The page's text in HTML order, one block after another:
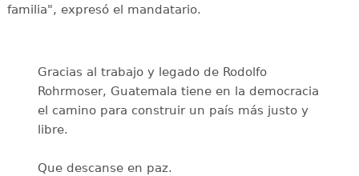
familia", expresó el mandatario.
Gracias al trabajo y legado de Rodolfo
Rohrmoser, Guatemala tiene en la democracia
el camino para construir un país más justo y
libre.
Que descanse en paz.